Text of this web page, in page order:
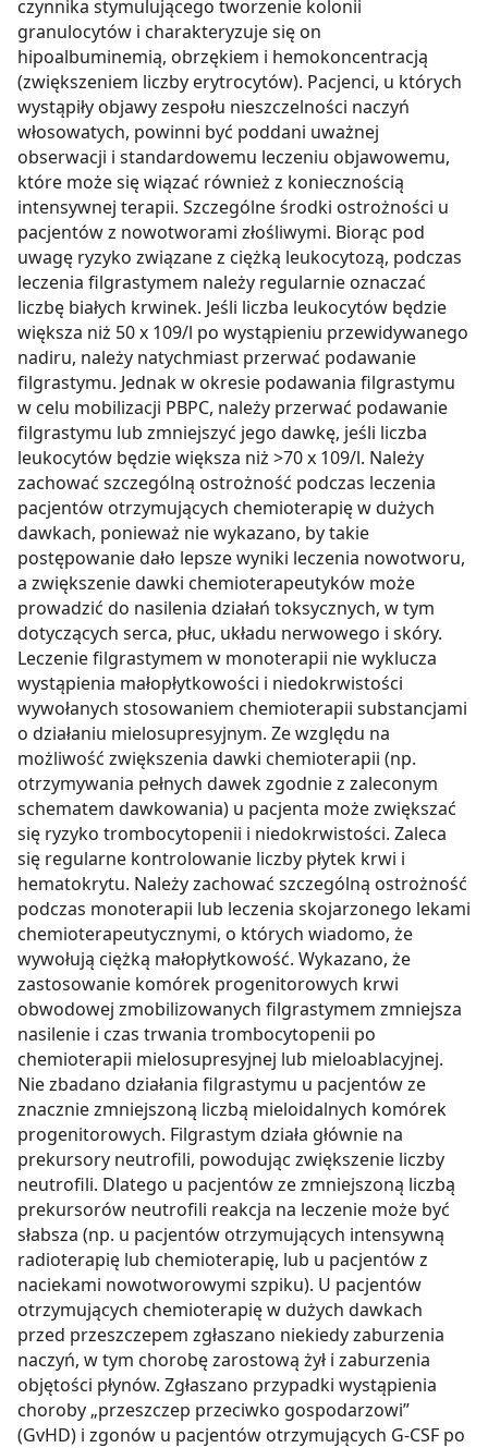
z brakiem dostępu do wszystkich funkcjonalności
Strony.